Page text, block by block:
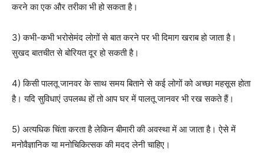
करने का एक और तरीका भी हो सकता है।
3) कभी-कभी भरोसेमंद लोगों से बात करने पर भी दिमाग खराब हो जाता है।
सुखद बातचीत से बोरियत दूर हो सकती है।
4) किसी पालतू जानवर के साथ समय बिताने से कई लोगों को अच्छा महसूस होता
है। यदि सुविधाएं उपलब्ध हों तो आप घर में पालतू जानवर भी रख सकते हैं।
5) अत्यधिक चिंता करता है लेकिन बीमारी की अवस्था में आ जाता है। ऐसे में
मनोवैज्ञानिक या मनोचिकित्सक की मदद लेनी चाहिए।